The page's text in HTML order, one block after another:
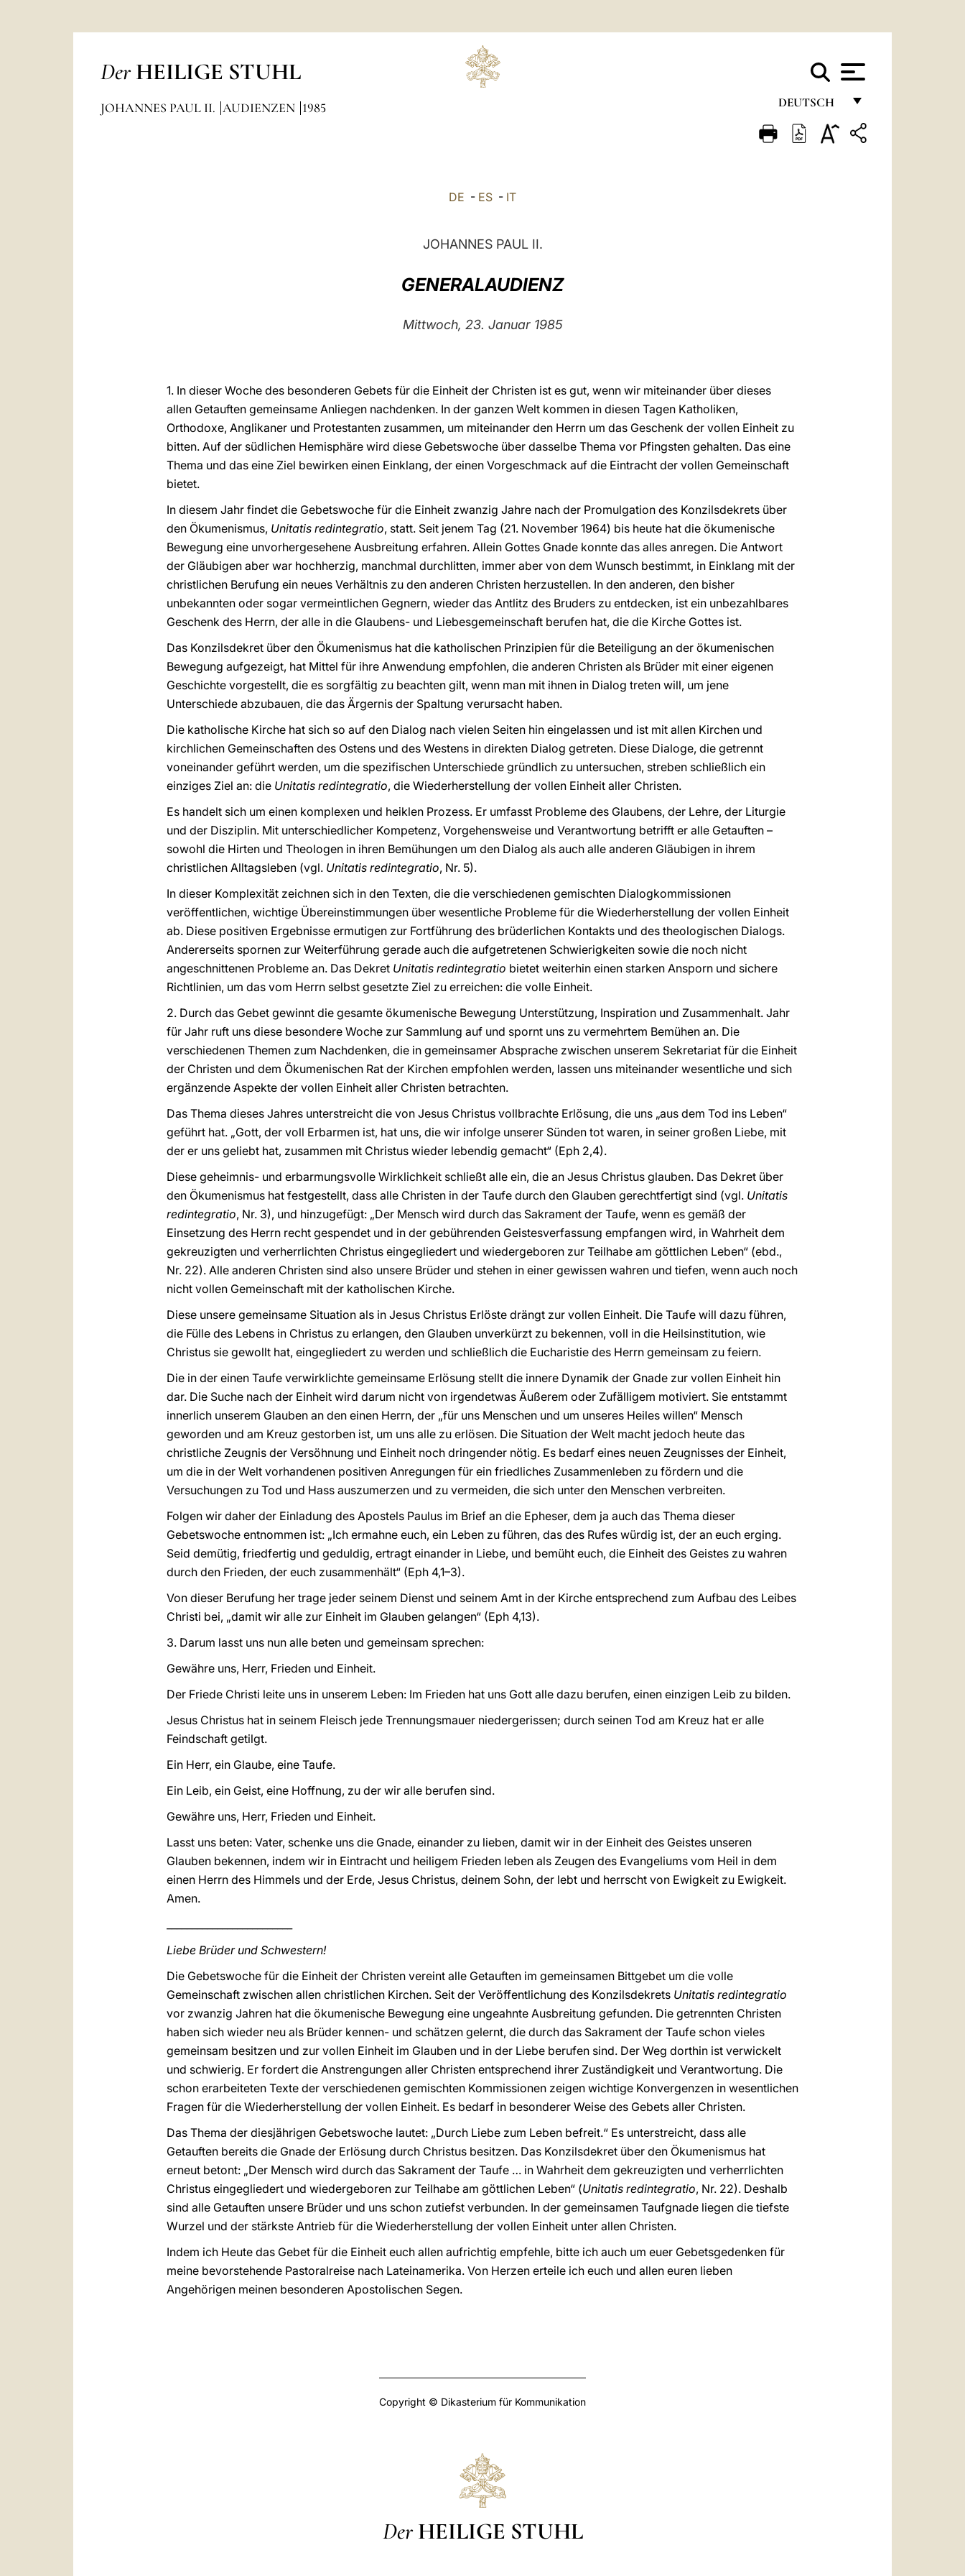
Der HEILIGE STUHL
DEUTSCH
FRANÇAIS
JOHANNES PAUL II. AUDIENZEN 1985
DE - ES - IT
JOHANNES PAUL II.
GENERALAUDIENZ
Mittwoch, 23. Januar 1985
1. In dieser Woche des besonderen Gebets für die Einheit der Christen ist es gut, wenn wir miteinander über dieses
allen Getauften gemeinsame Anliegen nachdenken. In der ganzen Welt kommen in diesen Tagen Katholiken,
Orthodoxe, Anglikaner und Protestanten zusammen, um miteinander den Herrn um das Geschenk der vollen Einheit zu
bitten. Auf der südlichen Hemisphäre wird diese Gebetswoche über dasselbe Thema vor Pfingsten gehalten. Das eine
Thema und das eine Ziel bewirken einen Einklang, der einen Vorgeschmack auf die Eintracht der vollen Gemeinschaft
bietet.
In diesem Jahr findet die Gebetswoche für die Einheit zwanzig Jahre nach der Promulgation des Konzilsdekrets über
den Ökumenismus, Unitatis redintegratio, statt. Seit jenem Tag (21. November 1964) bis heute hat die ökumenische
Bewegung eine unvorhergesehene Ausbreitung erfahren. Allein Gottes Gnade konnte das alles anregen. Die Antwort
der Gläubigen aber war hochherzig, manchmal durchlitten, immer aber von dem Wunsch bestimmt, in Einklang mit der
christlichen Berufung ein neues Verhältnis zu den anderen Christen herzustellen. In den anderen, den bisher
unbekannten oder sogar vermeintlichen Gegnern, wieder das Antlitz des Bruders zu entdecken, ist ein unbezahlbares
Geschenk des Herrn, der alle in die Glaubens- und Liebesgemeinschaft berufen hat, die die Kirche Gottes ist.
Das Konzilsdekret über den Ökumenismus hat die katholischen Prinzipien für die Beteiligung an der ökumenischen
Bewegung aufgezeigt, hat Mittel für ihre Anwendung empfohlen, die anderen Christen als Brüder mit einer eigenen
Geschichte vorgestellt, die es sorgfältig zu beachten gilt, wenn man mit ihnen in Dialog treten will, um jene
Unterschiede abzubauen, die das Ärgernis der Spaltung verursacht haben.
Die katholische Kirche hat sich so auf den Dialog nach vielen Seiten hin eingelassen und ist mit allen Kirchen und
kirchlichen Gemeinschaften des Ostens und des Westens in direkten Dialog getreten. Diese Dialoge, die getrennt
voneinander geführt werden, um die spezifischen Unterschiede gründlich zu untersuchen, streben schließlich ein
einziges Ziel an: die Unitatis redintegratio, die Wiederherstellung der vollen Einheit aller Christen.
Es handelt sich um einen komplexen und heiklen Prozess. Er umfasst Probleme des Glaubens, der Lehre, der Liturgie
und der Disziplin. Mit unterschiedlicher Kompetenz, Vorgehensweise und Verantwortung betrifft er alle Getauften –
sowohl die Hirten und Theologen in ihren Bemühungen um den Dialog als auch alle anderen Gläubigen in ihrem
christlichen Alltagsleben (vgl. Unitatis redintegratio, Nr. 5).
In dieser Komplexität zeichnen sich in den Texten, die die verschiedenen gemischten Dialogkommissionen
veröffentlichen, wichtige Übereinstimmungen über wesentliche Probleme für die Wiederherstellung der vollen Einheit
ab. Diese positiven Ergebnisse ermutigen zur Fortführung des brüderlichen Kontakts und des theologischen Dialogs.
Andererseits spornen zur Weiterführung gerade auch die aufgetretenen Schwierigkeiten sowie die noch nicht
angeschnittenen Probleme an. Das Dekret Unitatis redintegratio bietet weiterhin einen starken Ansporn und sichere
Richtlinien, um das vom Herrn selbst gesetzte Ziel zu erreichen: die volle Einheit.
2. Durch das Gebet gewinnt die gesamte ökumenische Bewegung Unterstützung, Inspiration und Zusammenhalt. Jahr
für Jahr ruft uns diese besondere Woche zur Sammlung auf und spornt uns zu vermehrtem Bemühen an. Die
verschiedenen Themen zum Nachdenken, die in gemeinsamer Absprache zwischen unserem Sekretariat für die Einheit
der Christen und dem Ökumenischen Rat der Kirchen empfohlen werden, lassen uns miteinander wesentliche und sich
ergänzende Aspekte der vollen Einheit aller Christen betrachten.
Das Thema dieses Jahres unterstreicht die von Jesus Christus vollbrachte Erlösung, die uns „aus dem Tod ins Leben“
geführt hat. „Gott, der voll Erbarmen ist, hat uns, die wir infolge unserer Sünden tot waren, in seiner großen Liebe, mit
der er uns geliebt hat, zusammen mit Christus wieder lebendig gemacht“ (Eph 2,4).
Diese geheimnis- und erbarmungsvolle Wirklichkeit schließt alle ein, die an Jesus Christus glauben. Das Dekret über
den Ökumenismus hat festgestellt, dass alle Christen in der Taufe durch den Glauben gerechtfertigt sind (vgl. Unitatis
redintegratio, Nr. 3), und hinzugefügt: „Der Mensch wird durch das Sakrament der Taufe, wenn es gemäß der
Einsetzung des Herrn recht gespendet und in der gebührenden Geistesverfassung empfangen wird, in Wahrheit dem
gekreuzigten und verherrlichten Christus eingegliedert und wiedergeboren zur Teilhabe am göttlichen Leben“ (ebd.,
Nr. 22). Alle anderen Christen sind also unsere Brüder und stehen in einer gewissen wahren und tiefen, wenn auch noch
nicht vollen Gemeinschaft mit der katholischen Kirche.
Diese unsere gemeinsame Situation als in Jesus Christus Erlöste drängt zur vollen Einheit. Die Taufe will dazu führen,
die Fülle des Lebens in Christus zu erlangen, den Glauben unverkürzt zu bekennen, voll in die Heilsinstitution, wie
Christus sie gewollt hat, eingegliedert zu werden und schließlich die Eucharistie des Herrn gemeinsam zu feiern.
Die in der einen Taufe verwirklichte gemeinsame Erlösung stellt die innere Dynamik der Gnade zur vollen Einheit hin
dar. Die Suche nach der Einheit wird darum nicht von irgendetwas Äußerem oder Zufälligem motiviert. Sie entstammt
innerlich unserem Glauben an den einen Herrn, der „für uns Menschen und um unseres Heiles willen“ Mensch
geworden und am Kreuz gestorben ist, um uns alle zu erlösen. Die Situation der Welt macht jedoch heute das
christliche Zeugnis der Versöhnung und Einheit noch dringender nötig. Es bedarf eines neuen Zeugnisses der Einheit,
um die in der Welt vorhandenen positiven Anregungen für ein friedliches Zusammenleben zu fördern und die
Versuchungen zu Tod und Hass auszumerzen und zu vermeiden, die sich unter den Menschen verbreiten.
Folgen wir daher der Einladung des Apostels Paulus im Brief an die Epheser, dem ja auch das Thema dieser
Gebetswoche entnommen ist: „Ich ermahne euch, ein Leben zu führen, das des Rufes würdig ist, der an euch erging.
Seid demütig, friedfertig und geduldig, ertragt einander in Liebe, und bemüht euch, die Einheit des Geistes zu wahren
durch den Frieden, der euch zusammenhält“ (Eph 4,1–3).
Von dieser Berufung her trage jeder seinem Dienst und seinem Amt in der Kirche entsprechend zum Aufbau des Leibes
Christi bei, „damit wir alle zur Einheit im Glauben gelangen“ (Eph 4,13).
3. Darum lasst uns nun alle beten und gemeinsam sprechen:
Gewähre uns, Herr, Frieden und Einheit.
Der Friede Christi leite uns in unserem Leben: Im Frieden hat uns Gott alle dazu berufen, einen einzigen Leib zu bilden.
Jesus Christus hat in seinem Fleisch jede Trennungsmauer niedergerissen; durch seinen Tod am Kreuz hat er alle
Feindschaft getilgt.
Ein Herr, ein Glaube, eine Taufe.
Ein Leib, ein Geist, eine Hoffnung, zu der wir alle berufen sind.
Gewähre uns, Herr, Frieden und Einheit.
Lasst uns beten: Vater, schenke uns die Gnade, einander zu lieben, damit wir in der Einheit des Geistes unseren
Glauben bekennen, indem wir in Eintracht und heiligem Frieden leben als Zeugen des Evangeliums vom Heil in dem
einen Herrn des Himmels und der Erde, Jesus Christus, deinem Sohn, der lebt und herrscht von Ewigkeit zu Ewigkeit.
Amen.
Liebe Brüder und Schwestern!
Die Gebetswoche für die Einheit der Christen vereint alle Getauften im gemeinsamen Bittgebet um die volle
Gemeinschaft zwischen allen christlichen Kirchen. Seit der Veröffentlichung des Konzilsdekrets Unitatis redintegratio
vor zwanzig Jahren hat die ökumenische Bewegung eine ungeahnte Ausbreitung gefunden. Die getrennten Christen
haben sich wieder neu als Brüder kennen- und schätzen gelernt, die durch das Sakrament der Taufe schon vieles
gemeinsam besitzen und zur vollen Einheit im Glauben und in der Liebe berufen sind. Der Weg dorthin ist verwickelt
und schwierig. Er fordert die Anstrengungen aller Christen entsprechend ihrer Zuständigkeit und Verantwortung. Die
schon erarbeiteten Texte der verschiedenen gemischten Kommissionen zeigen wichtige Konvergenzen in wesentlichen
Fragen für die Wiederherstellung der vollen Einheit. Es bedarf in besonderer Weise des Gebets aller Christen.
Das Thema der diesjährigen Gebetswoche lautet: „Durch Liebe zum Leben befreit.“ Es unterstreicht, dass alle
Getauften bereits die Gnade der Erlösung durch Christus besitzen. Das Konzilsdekret über den Ökumenismus hat
erneut betont: „Der Mensch wird durch das Sakrament der Taufe … in Wahrheit dem gekreuzigten und verherrlichten
Christus eingegliedert und wiedergeboren zur Teilhabe am göttlichen Leben“ (Unitatis redintegratio, Nr. 22). Deshalb
sind alle Getauften unsere Brüder und uns schon zutiefst verbunden. In der gemeinsamen Taufgnade liegen die tiefste
Wurzel und der stärkste Antrieb für die Wiederherstellung der vollen Einheit unter allen Christen.
Indem ich Heute das Gebet für die Einheit euch allen aufrichtig empfehle, bitte ich auch um euer Gebetsgedenken für
meine bevorstehende Pastoralreise nach Lateinamerika. Von Herzen erteile ich euch und allen euren lieben
Angehörigen meinen besonderen Apostolischen Segen.
Copyright © Dikasterium für Kommunikation
Der HEILIGE STUHL